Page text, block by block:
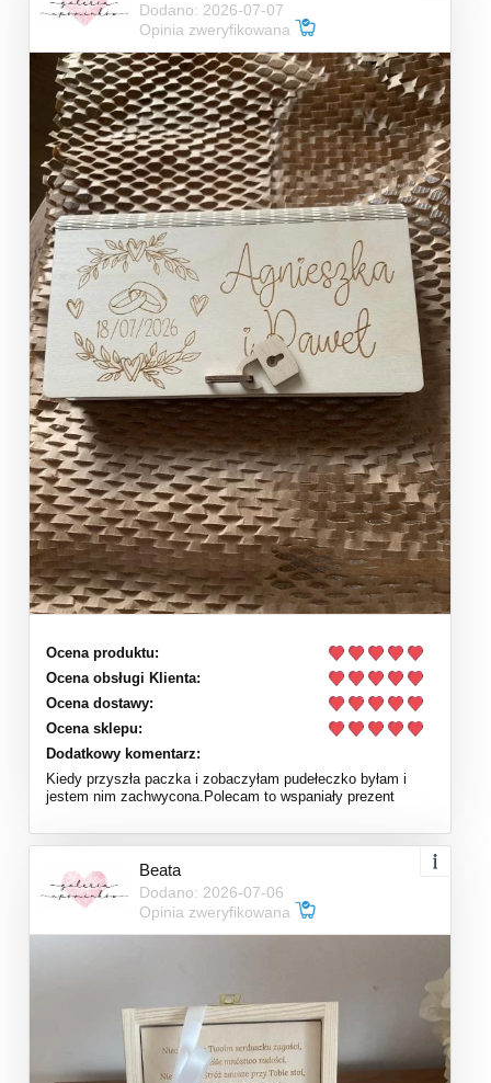
Dodano: 2026-07-07
Opinia zweryfikowana
Ocena produktu:
Ocena obsługi Klienta:
Ocena dostawy:
Ocena sklepu:
Dodatkowy komentarz:
Kiedy przyszła paczka i zobaczyłam pudełeczko byłam i
jestem nim zachwycona.Polecam to wspaniały prezent
Beata
Dodano: 2026-07-06
Opinia zweryfikowana